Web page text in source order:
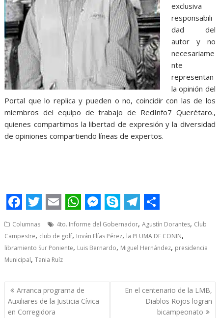
exclusiva
responsabili
dad del
autor y no
necesariame
nte
representan
la opinión del
Portal que lo replica y pueden o no, coincidir con las de los
miembros del equipo de trabajo de RedInfo7 Querétaro.,
quienes compartimos la libertad de expresión y la diversidad
de opiniones compartiendo líneas de expertos.
F
a
c
e
b
o
o
T
w
i
t
t
e
r
E
m
a
i
l
W
h
a
t
s
A
M
e
s
s
e
n
S
k
y
p
e
T
e
l
e
g
r
S
h
a
r
e
Columnas 4to. Informe del Gobernador,Agustín Dorantes, Club
Campestre, club de golf, Iován Elías Pérez, la PLUMA DE CONIN,
libramiento Sur Poniente, Luis Bernardo, Miguel Hernández, presidencia
Municipal,Tania Ruíz
Post
navigation
Arranca programa de
Auxiliares de la Justicia Cívica
en Corregidora
En el centenario de la LMB,
Diablos Rojos logran
bicampeonato